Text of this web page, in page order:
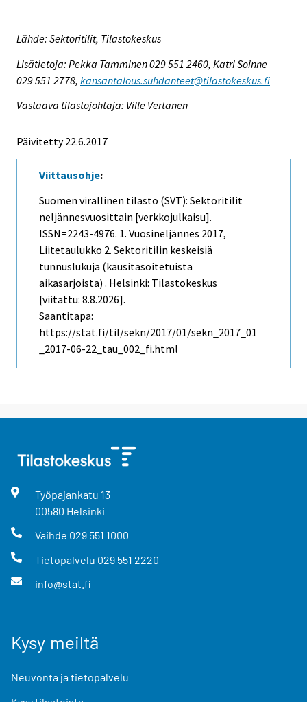
Lähde: Sektoritilit, Tilastokeskus
Lisätietoja: Pekka Tamminen 029 551 2460, Katri Soinne
029 551 2778, kansantalous.suhdanteet@tilastokeskus.fi
Vastaava tilastojohtaja: Ville Vertanen
Päivitetty 22.6.2017
Viittausohje:
Suomen virallinen tilasto (SVT): Sektoritilit
neljännesvuosittain [verkkojulkaisu].
ISSN=2243-4976. 1. Vuosineljännes 2017,
Liitetaulukko 2. Sektoritilin keskeisiä
tunnuslukuja (kausitasoitetuista
aikasarjoista) . Helsinki: Tilastokeskus
[viitattu: 8.8.2026].
Saantitapa:
https://stat.fi/til/sekn/2017/01/sekn_2017_01
_2017-06-22_tau_002_fi.html
Työpajankatu 13
00580 Helsinki
Vaihde 029 551 1000
Tietopalvelu 029 551 2220
info@stat.fi
Kysy meiltä
Neuvonta ja tietopalvelu